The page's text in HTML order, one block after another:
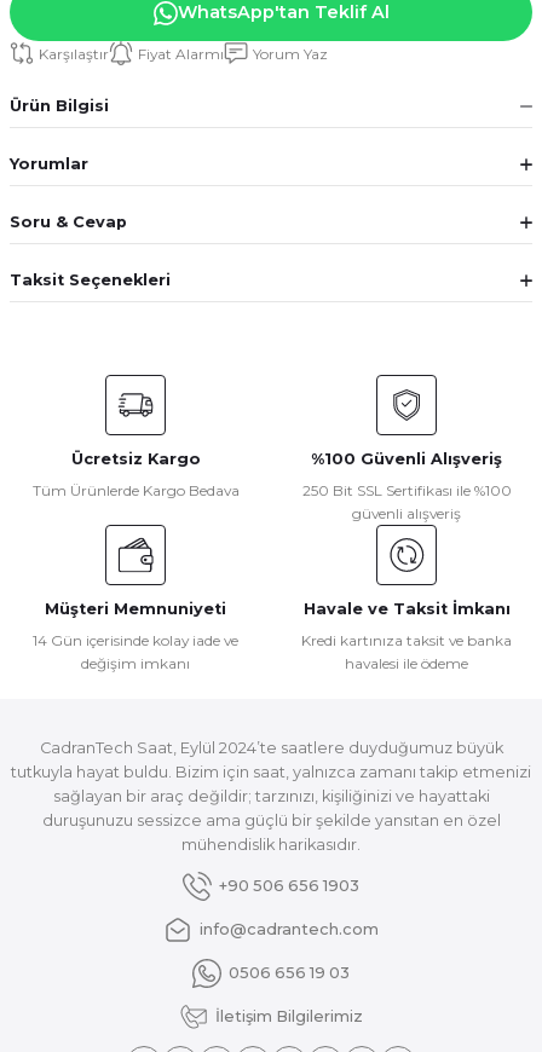
WhatsApp'tan Teklif Al
Karşılaştır Fiyat Alarmı Yorum Yaz
Ürün Bilgisi
Yorumlar
Soru & Cevap
Taksit Seçenekleri
Ücretsiz Kargo
Tüm Ürünlerde Kargo Bedava
%100 Güvenli Alışveriş
250 Bit SSL Sertifikası ile %100
güvenli alışveriş
Müşteri Memnuniyeti
14 Gün içerisinde kolay iade ve
değişim imkanı
Havale ve Taksit İmkanı
Kredi kartınıza taksit ve banka
havalesi ile ödeme
CadranTech Saat, Eylül 2024’te saatlere duyduğumuz büyük
tutkuyla hayat buldu. Bizim için saat, yalnızca zamanı takip etmenizi
sağlayan bir araç değildir; tarzınızı, kişiliğinizi ve hayattaki
duruşunuzu sessizce ama güçlü bir şekilde yansıtan en özel
mühendislik harikasıdır.
+90 506 656 1903
info@cadrantech.com
0506 656 19 03
İletişim Bilgilerimiz